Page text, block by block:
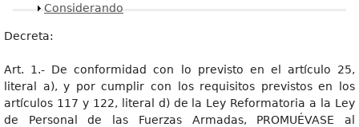
Mostrar
Considerando
Decreta:
Art. 1.- De conformidad con lo previsto en el artículo 25,
literal a), y por cumplir con los requisitos previstos en los
artículos 117 y 122, literal d) de la Ley Reformatoria a la Ley
de Personal de las Fuerzas Armadas, PROMUÉVASE al